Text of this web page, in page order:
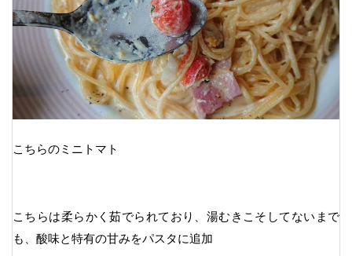
こちらのミニトマト
こちらは柔らかく茹でられており、湯むきこそしてないまで
も、酸味と特有の甘みをパスタに追加